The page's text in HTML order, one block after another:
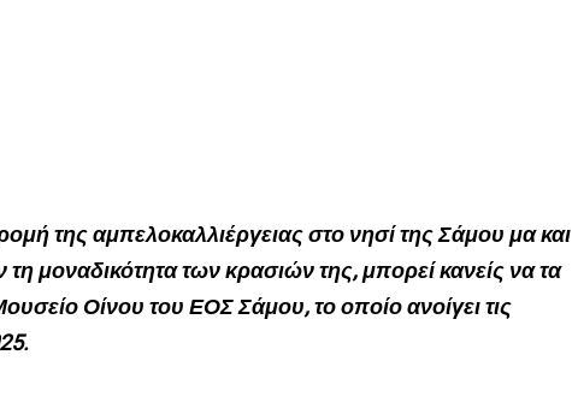
της αμπελοκαλλιέργειας στο νησί της Σάμου μα και
μοναδικότητα των κρασιών της, μπορεί κανείς να τα
Οίνου του ΕΟΣ Σάμου, το οποίο ανοίγει τις